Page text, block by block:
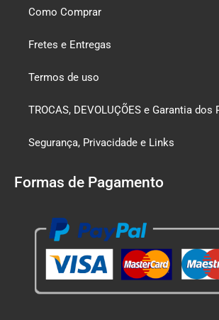
Como Comprar
Fretes e Entregas
Termos de uso
TROCAS, DEVOLUÇÕES e Garantia dos
Segurança, Privacidade e Links
Formas de Pagamento